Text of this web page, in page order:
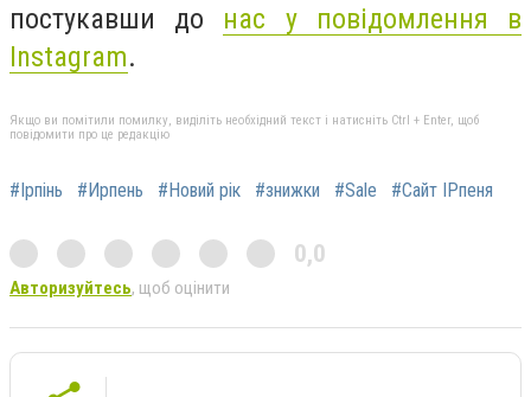
постукавши до нас у повідомлення в
Instagram.
Якщо ви помітили помилку, виділіть необхідний текст і натисніть Ctrl + Enter, щоб
повідомити про це редакцію
#Ірпінь #Ирпень #Новий рік #знижки #Sale #Сайт ІРпеня
0,0
Авторизуйтесь, щоб оцінити